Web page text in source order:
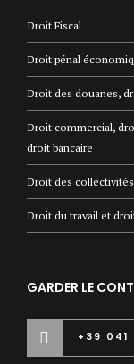
Droit Fiscal
Droit pénal
Droit des douanes,
Droit commercial,
droit bancaire
Droit des
Droit du travail et
GARDER LE
+39 041